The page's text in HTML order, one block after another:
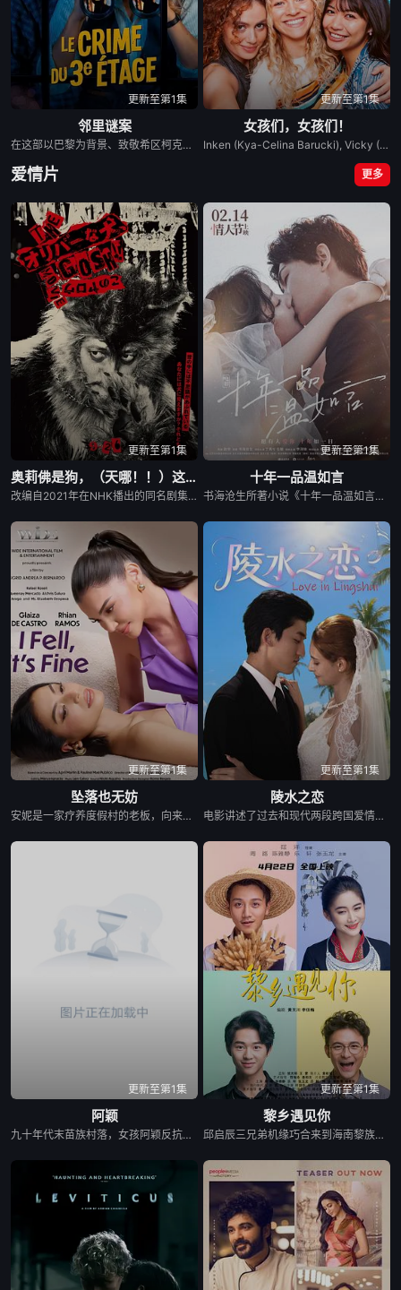
更新至第1集
邻里谜案
在这部以巴黎为背景、致敬希区柯克的影片中，一位犯罪小说作家和他的电影教授搭档陷入了一场真实的谜案之中。他们开始怀疑他们的邻居可能犯了谋杀罪。这部影片巧妙地融合了各种类型元素，如滑稽的风格、机智的幽默和怀旧的刺激感，效果十分出色。
更新至第1集
女孩们，女孩们！
Inken (Kya-Celina Barucki), Vicky (Julia Novohradsky) und Lena (Nhung Hong) sind beste Freundinnen und haben ein gemeinsames Ziel: den ersten Orgasmus. Die selbstbewusste Inken versucht dabei, ihrer Rivalin Cheyenne (Zoë Pastelle Holthuizen) nachzueifern und wartet ungeduldig auf den Höhepunkt mit ihrem Freund Tim (Jason Klare). Lena hingegen sammelt den Mut, ihren Schwarm Nick (Jamie Lee Williams) anzusprechen, während Vicky einen kleinen Umweg macht und statt Erfüllung zunächst einen Vaginalpilz einfängt. Neben diesen Abenteuern wird die Freundschaft der drei durch Geheimnisse auf die Probe gestellt, Inkens bester Freund Flin (Yoran Leicher) will nicht länger in der Friendzone feststecken, und ihr Vater Gero (Henning Baum) startet eigene romantische Eskapaden. Als dann noch ein unerwartetes Erlebnis mit einem Fahrrad für Inken alles verändert, nehmen die Ereignisse ihren Lauf.
爱情片 更多
更新至第1集
奥莉佛是狗，（天哪！！）这家伙电影版
改编自2021年在NHK播出的同名剧集，只有狭间县警鉴识科警犬组的训犬员青叶一平（池松壮亮 饰）能够看到自己的警犬搭档奥莉佛（小田切让 饰）是一个沉溺于烟酒和女色的中年大叔，穿着狗狗布偶装（在其他人眼里，他是一只普通的狗）。
更新至第1集
十年一品温如言
书海沧生所著小说《十年一品温如言》电影版立项，故事讲述女孩温衡从江南小镇来到都市，在大院里，与少年言希及同样家世显赫的几个孩子相识相知，经十年成长，二人终成眷侣。欢瑞世纪打造，白一骢(网络剧《盗墓笔记》)编剧，此前曾消息称影视剧版《十年一品温如言》的结局将会在电影版中呈现。
更新至第1集
坠落也无妨
安妮是一家疗养度假村的老板，向来对人处处设防。当她遇见那位名叫奇克斯的脱俗女子后，原本被牢牢掌控的生活，开始以一种最治愈的方式分崩离析。
更新至第1集
陵水之恋
电影讲述了过去和现代两段跨国爱情故事，一个爱情是讲俄罗斯芭蕾舞演员丽莎和海南陵水青年陈岸的爱情，另一段爱情通过画外音读信的方式，讲述了五十年代丽莎的爷爷（苏联专家）和海南女大学生李海燕的悲剧爱情故事。
更新至第1集
阿颖
九十年代末苗族村落，女孩阿颖反抗包办婚姻出逃，和心上人三宝相恋，却被继父强迫许配给表弟浩楠。订婚当日，阿颖在三宝妹妹阿布帮助下，和三宝逃离村庄到城里谋生。多年后二人携孩子返乡，继父悔悟，重病浩楠道歉，最终二人在村中成婚，安稳度日。
更新至第1集
黎乡遇见你
邱启辰三兄弟机缘巧合来到海南黎族红山村，对美若天仙的黎族姑娘阿雅一见钟情。为博得阿雅的欢心，三人绞尽脑汁却闹出了一出又一出让人啼笑皆非的闹剧。为表决心，邱启辰三兄弟正式踏上黎乡创业之路，希望带领黎族村走出贫困……